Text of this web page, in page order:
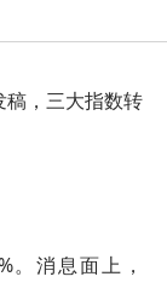
，三大指数转
。消息面上，